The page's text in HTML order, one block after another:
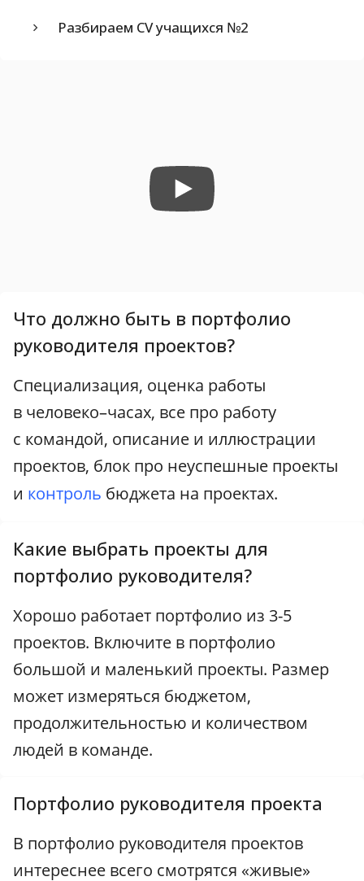
Разбираем CV учащихся №2
Что должно быть в портфолио
руководителя проектов?
Специализация, оценка работы
в человеко–часах, все про работу
с командой, описание и иллюстрации
проектов, блок про неуспешные проекты
и контроль бюджета на проектах.
Какие выбрать проекты для
портфолио руководителя?
Хорошо работает портфолио из 3-5
проектов. Включите в портфолио
большой и маленький проекты. Размер
может измеряться бюджетом,
продолжительностью и количеством
людей в команде.
Портфолио руководителя проекта
В портфолио руководителя проектов
интереснее всего смотрятся «живые»